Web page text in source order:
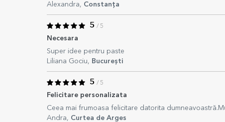
Alexandra, Constanța
5 / 5
Necesara
Super idee pentru paste
Liliana Gociu, București
5 / 5
Felicitare personalizata
Ceea mai frumoasa felicitare datorita
Andra, Curtea de Arges